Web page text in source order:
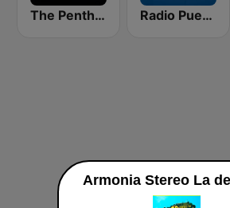
The Penthouse Radio Pueblito